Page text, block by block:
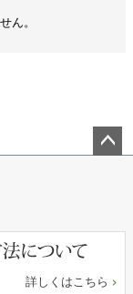
ん。
詳しくはこちら